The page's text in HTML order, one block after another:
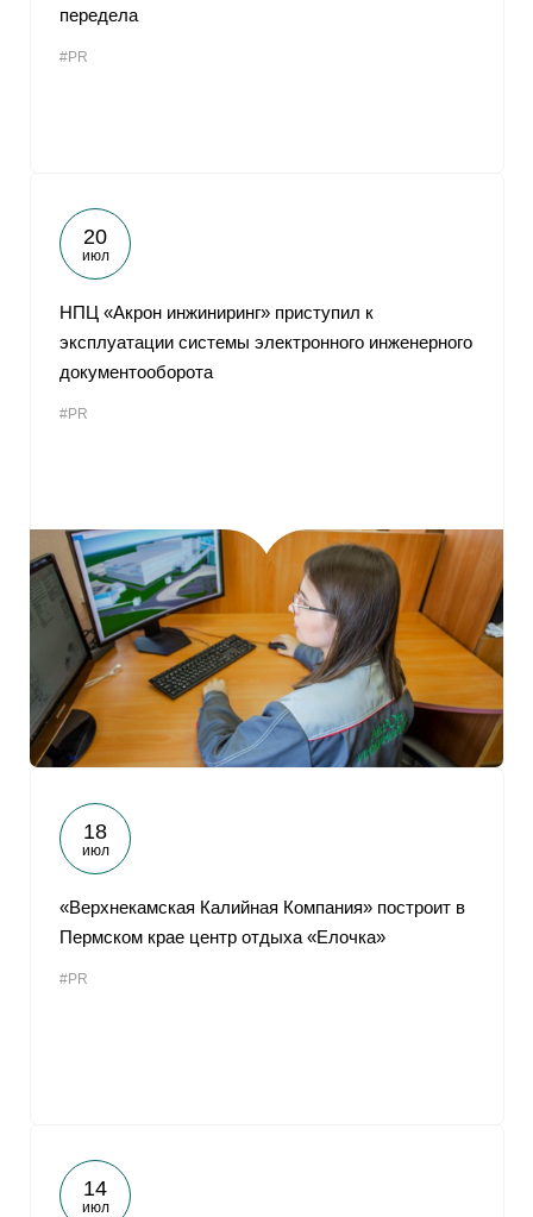
передела
#PR
20
июл
НПЦ «Акрон инжиниринг» приступил к
эксплуатации системы электронного инженерного
документооборота
#PR
18
июл
«Верхнекамская Калийная Компания» построит в
Пермском крае центр отдыха «Елочка»
#PR
14
июл